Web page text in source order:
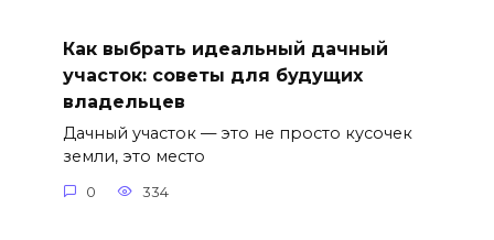
Как выбрать идеальный дачный
участок: советы для будущих
владельцев
Дачный участок — это не просто кусочек
земли, это место
0 334